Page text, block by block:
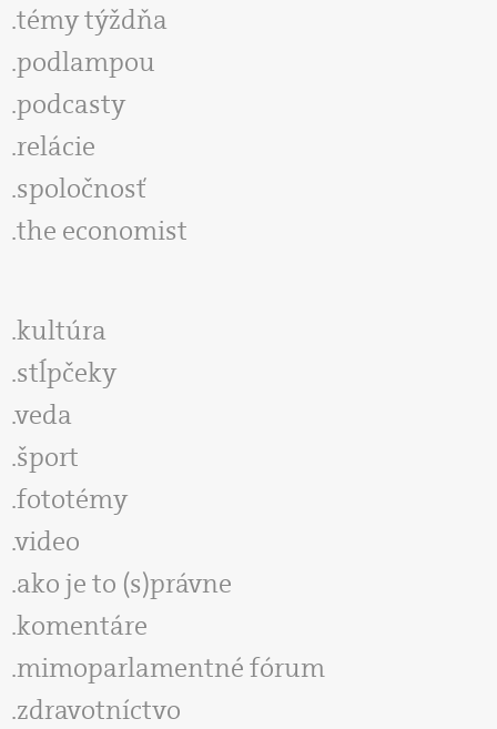
témy týždňa
podlampou
podcasty
relácie
spoločnosť
the economist
kultúra
stĺpčeky
veda
šport
fototémy
video
ako je to (s)právne
komentáre
mimoparlamentné fórum
zdravotníctvo